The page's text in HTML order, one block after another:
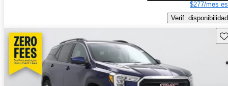
$277/mes
Verif. disponibilidad